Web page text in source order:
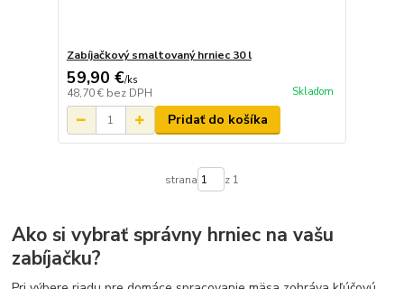
Zabíjačkový smaltovaný hrniec 30 l
59,90 €/ks
48,70 € bez DPH Skladom
Pridať do košíka
strana z 1
Ako si vybrať správny hrniec na vašu
zabíjačku?